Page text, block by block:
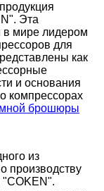
Эта
в мире лидером
для
как
и основания
компрессорах
брошюры
из
производству
"COKEN".